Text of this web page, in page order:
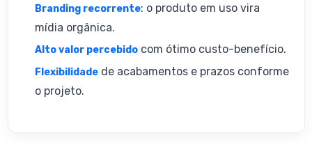
Branding recorrente: o produto em uso vira
mídia orgânica.
Alto valor percebido com ótimo custo-benefício.
Flexibilidade de acabamentos e prazos conforme
o projeto.